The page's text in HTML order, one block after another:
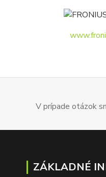
V prípade otázok
ZÁKLADNÉ